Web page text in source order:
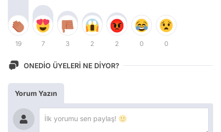
19 7 3 2 2 0 0
ONEDİO ÜYELERİ NE DİYOR?
Yorum Yazın